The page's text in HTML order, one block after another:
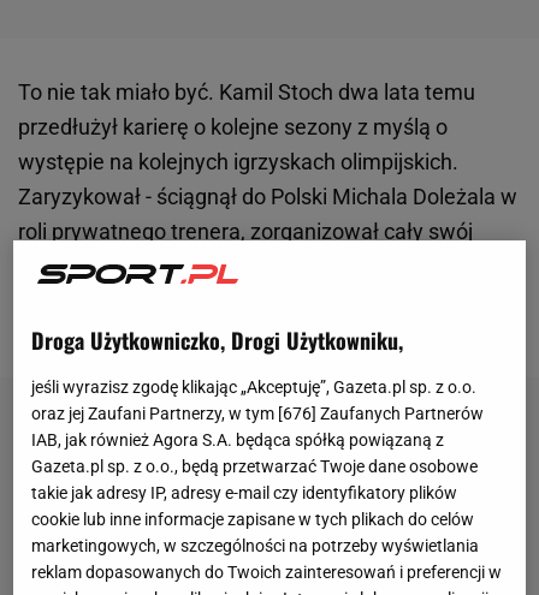
To nie tak miało być. Kamil Stoch dwa lata temu
przedłużył karierę o kolejne sezony z myślą o
występie na kolejnych igrzyskach olimpijskich.
Zaryzykował - ściągnął do Polski Michala Doleżala w
roli prywatnego trenera, zorganizował cały swój
sztab i trenował poza kadrą. Na olimpijską zimę już
sezonie.
Droga Użytkowniczko, Drogi Użytkowniku,
jeśli wyrazisz zgodę klikając „Akceptuję”, Gazeta.pl sp. z o.o.
oraz jej Zaufani Partnerzy, w tym [676] Zaufanych Partnerów
IAB, jak również Agora S.A. będąca spółką powiązaną z
Gazeta.pl sp. z o.o., będą przetwarzać Twoje dane osobowe
takie jak adresy IP, adresy e-mail czy identyfikatory plików
cookie lub inne informacje zapisane w tych plikach do celów
marketingowych, w szczególności na potrzeby wyświetlania
reklam dopasowanych do Twoich zainteresowań i preferencji w